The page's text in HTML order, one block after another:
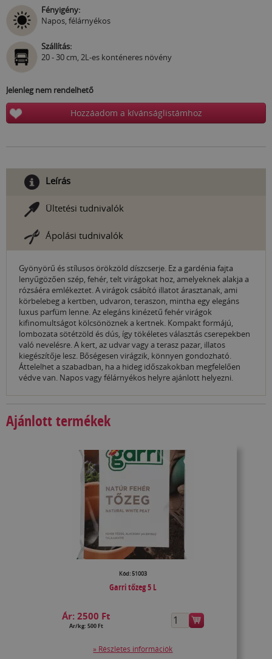
Fényigény:
Napos, félárnyékos
Szállítás:
20 - 30 cm, 2L-es konténeres növény
Jelenleg nem rendelhető
Hozzáadom a kívánságlistámhoz
Leírás
Ültetési tudnivalók
Ápolási tudnivalók
Gyönyörű és stílusos örökzöld díszcserje. Ez a gardénia fajta
lenyűgözően szép, fehér, telt virágokat hoz, amelyeknek alakja a
rózsáéra emlékeztet. A virágok csábító illatot árasztanak, ami
körbelebeg a kertben, udvaron, teraszon, mintha egy elegáns
luxus parfüm lenne. Az elegáns kinézetű fehér virágok
kifinomultságot kölcsönöznek a kertnek. Kompakt formájú,
lombozata sötétzöld és dús, így tökéletes választás cserepekben
való nevelésre. A kert, az udvar vagy a terasz pazar, illatos
kiegészítője lesz. Bőségesen virágzik, könnyen gondozható.
Áttelelhet a szabadban, ha a hideg időszakokban megfelelően
védve van. Napos vagy félárnyékos helyre ajánlott helyezni.
Ajánlott termékek
Kód: 51003
Garri tőzeg 5 L
Ár:2500 Ft
Ár/kg: 500 Ft
» Részletes információk